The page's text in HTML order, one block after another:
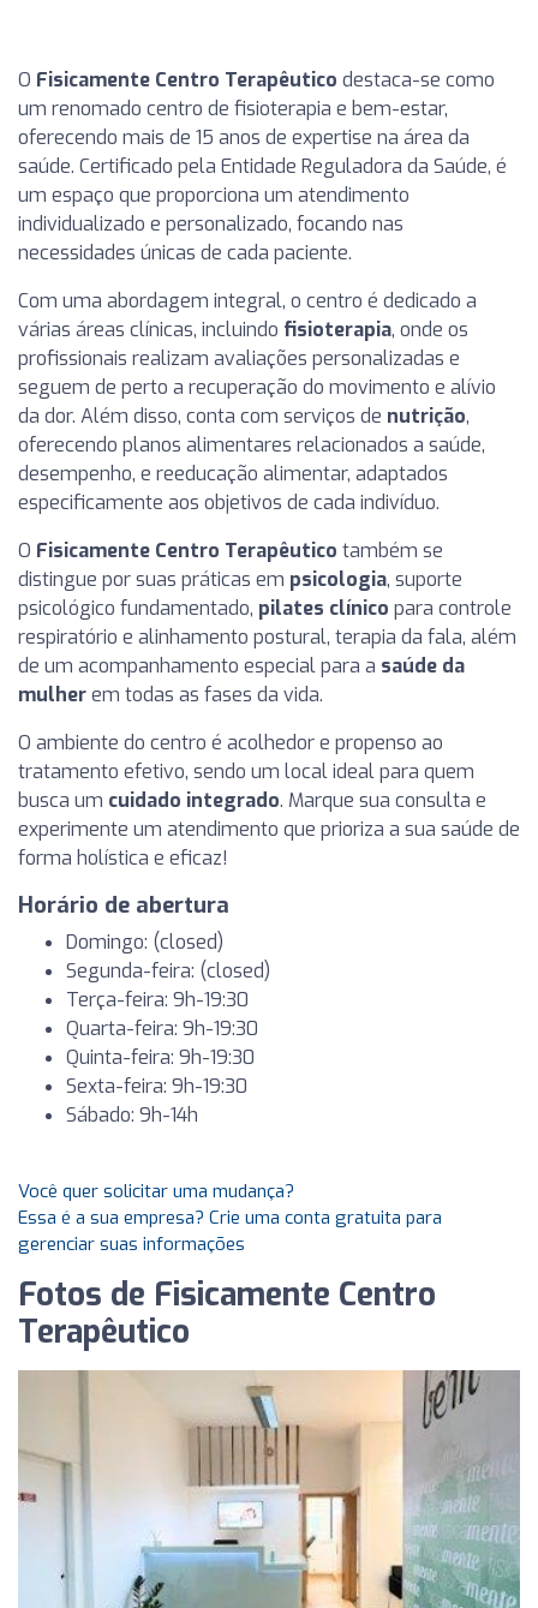
O Fisicamente Centro Terapêutico destaca-se como
um renomado centro de fisioterapia e bem-estar,
oferecendo mais de 15 anos de expertise na área da
saúde. Certificado pela Entidade Reguladora da Saúde, é
um espaço que proporciona um atendimento
individualizado e personalizado, focando nas
necessidades únicas de cada paciente.
Com uma abordagem integral, o centro é dedicado a
várias áreas clínicas, incluindo fisioterapia, onde os
profissionais realizam avaliações personalizadas e
seguem de perto a recuperação do movimento e alívio
da dor. Além disso, conta com serviços de nutrição,
oferecendo planos alimentares relacionados a saúde,
desempenho, e reeducação alimentar, adaptados
especificamente aos objetivos de cada indivíduo.
O Fisicamente Centro Terapêutico também se
distingue por suas práticas em psicologia, suporte
psicológico fundamentado, pilates clínico para controle
respiratório e alinhamento postural, terapia da fala, além
de um acompanhamento especial para a saúde da
mulherem todas as fases da vida.
O ambiente do centro é acolhedor e propenso ao
tratamento efetivo, sendo um local ideal para quem
busca um cuidado integrado. Marque sua consulta e
experimente um atendimento que prioriza a sua saúde de
forma holística e eficaz!
Horário de abertura
Domingo: (closed)
Segunda-feira: (closed)
Terça-feira: 9h-19:30
Quarta-feira: 9h-19:30
Quinta-feira: 9h-19:30
Sexta-feira: 9h-19:30
Sábado: 9h-14h
Você quer solicitar uma mudança?
Essa é a sua empresa? Crie uma conta gratuita para
gerenciar suas informações
Fotos de Fisicamente Centro
Terapêutico